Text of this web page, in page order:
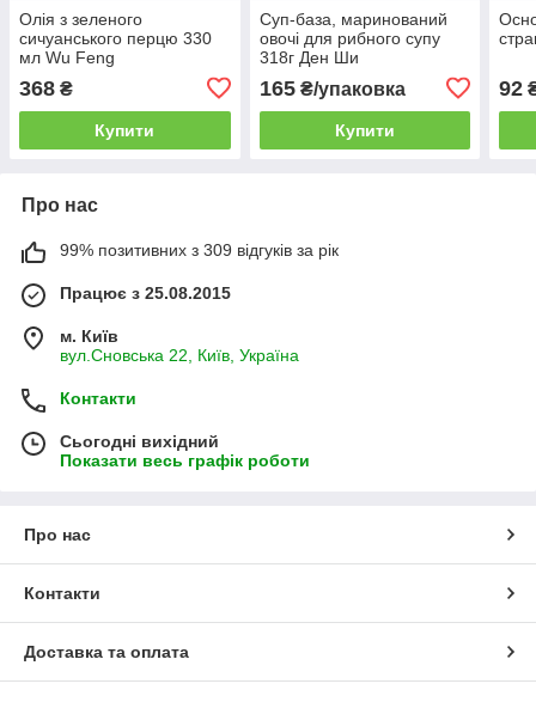
Олія з зеленого
сичуанського перцю 330
мл Wu Feng
368 ₴
Купити
Суп-база, маринований
овочі для рибного супу
318г Ден Ши
165₴/упаковка
Купити
92
Про нас
99% позитивних з 309 відгуків за рік
Працює з 25.08.2015
м. Київ
вул.Сновська 22, Київ, Україна
Контакти
Сьогодні вихідний
Показати весь графік роботи
Про нас
Контакти
Доставка та оплата